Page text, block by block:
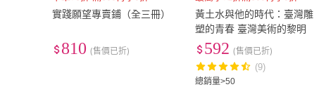
實踐願望專賣鋪（全三冊）
810 (售價已折)
黃土水與他的時代：臺灣雕
塑的青春 臺灣美術的黎明
總銷量>50
592 (售價已折)
(9)